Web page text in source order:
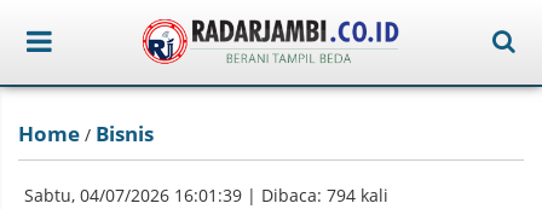
Home / Bisnis
Sabtu, 04/07/2026 16:01:39 | Dibaca: 794 kali